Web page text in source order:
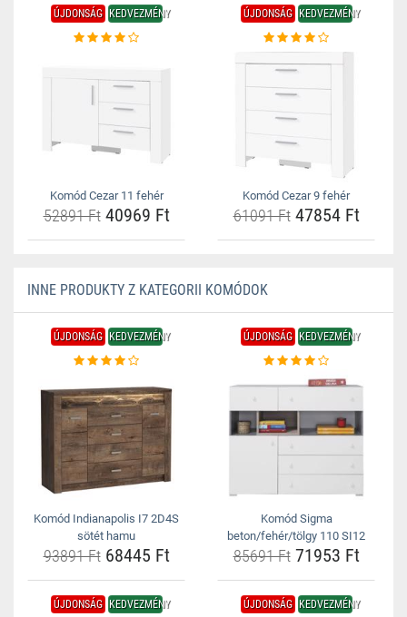
ÚJDONSÁG KEDVEZMÉNY
Komód Cezar 11 fehér
52891 Ft40969 Ft
ÚJDONSÁG KEDVEZMÉNY
Komód Cezar 9 fehér
61091 Ft47854 Ft
INNE PRODUKTY Z KATEGORII KOMÓDOK
ÚJDONSÁG KEDVEZMÉNY
Komód Indianapolis I7 2D4S
sötét hamu
93891 Ft68445 Ft
ÚJDONSÁG KEDVEZMÉNY
Komód Sigma
beton/fehér/tölgy 110 SI12
85691 Ft71953 Ft
ÚJDONSÁG KEDVEZMÉNY ÚJDONSÁG KEDVEZMÉNY